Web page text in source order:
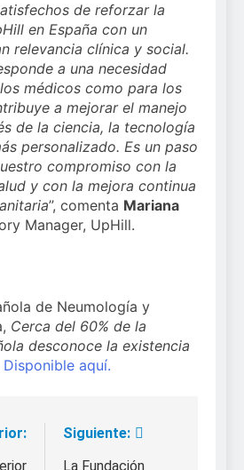
de reforzar la
en España con un
relevancia clínica y social.
a una necesidad
médicos como para los
a mejorar el manejo
de la ciencia, la tecnología
personalizado. Es un paso
compromiso con la
y con la mejora continua
”, comenta Mariana
Manager, UpHill.
de Neumología y
Cerca del 60% de la
desconoce la existencia
Disponible aquí.
Siguiente:
La Fundación